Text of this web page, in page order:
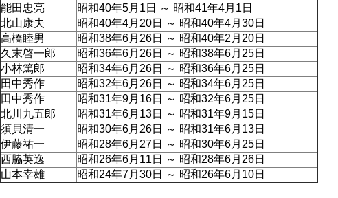
能田忠亮
昭和40年5月1日 ～ 昭和41年4月1日
北山康夫
昭和40年4月20日 ～ 昭和40年4月30日
高橋睦男
昭和38年6月26日 ～ 昭和40年2月20日
久末啓一郎
昭和36年6月26日 ～ 昭和38年6月25日
小林篤郎
昭和34年6月26日 ～ 昭和36年6月25日
田中秀作
昭和32年6月26日 ～ 昭和34年6月25日
田中秀作
昭和31年9月16日 ～ 昭和32年6月25日
北川九五郎
昭和31年6月13日 ～ 昭和31年9月15日
須貝清一
昭和30年6月26日 ～ 昭和31年6月13日
伊藤祐一
昭和28年6月27日 ～ 昭和30年6月25日
西脇英逸
昭和26年6月11日 ～ 昭和28年6月26日
山本幸雄
昭和24年7月30日 ～ 昭和26年6月10日